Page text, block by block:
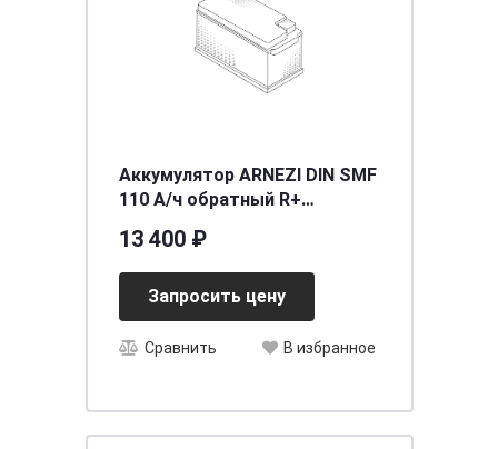
Аккумулятор ARNEZI DIN SMF
110 А/ч обратный R+
13 400 ₽
Запросить цену
Сравнить В избранное